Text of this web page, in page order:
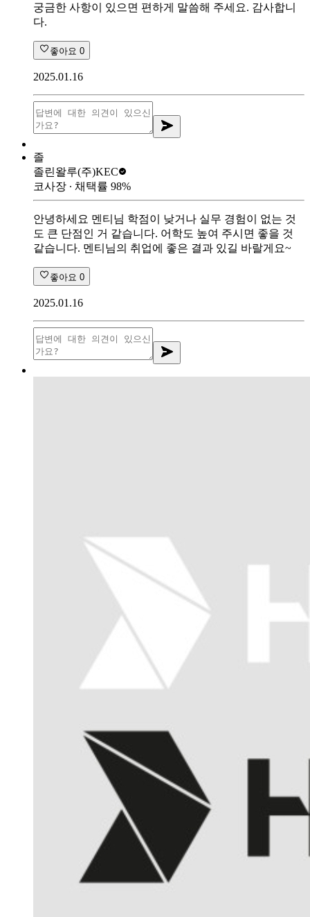
궁금한 사항이 있으면 편하게 말씀해 주세요. 감사합니
다.
좋아요 0
2025.01.16
졸
졸린왈루(주)KEC
코사장 ∙ 채택률 98%
안녕하세요 멘티님 학점이 낮거나 실무 경험이 없는 것
도 큰 단점인 거 같습니다. 어학도 높여 주시면 좋을 것
같습니다. 멘티님의 취업에 좋은 결과 있길 바랄게요~
좋아요 0
2025.01.16